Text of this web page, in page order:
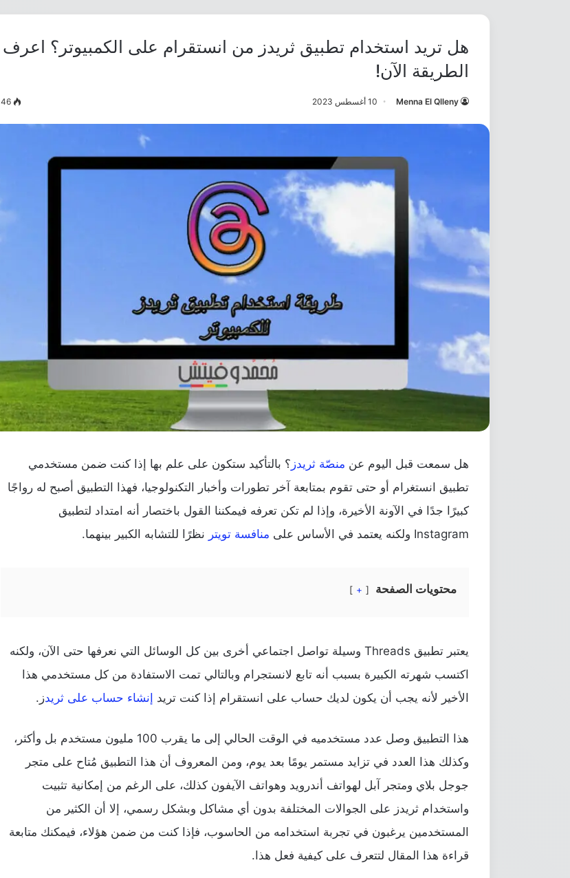
هل تريد استخدام تطبيق ثريدز من انستقرام على الكمبيوتر؟ اعرف
الطريقة الآن!
Menna El Qlleny 10 أغسطس 2023 46
هل سمعت قبل اليوم عن منصّة ثريدز ؟ بالتأكيد ستكون على علم بها إذا كنت ضمن مستخدمي
تطبيق انستغرام أو حتى تقوم بمتابعة آخر تطورات وأخبار التكنولوجيا، فهذا التطبيق أصبح له رواجًا
كبيرًا جدًا في الآونة الأخيرة، وإذا لم تكن تعرفه فيمكننا القول باختصار أنه امتداد لتطبيق
Instagram ولكنه يعتمد في الأساس على
منافسة تويتر نظرًا للتشابه الكبير بينهما.
محتويات الصفحة +
يعتبر تطبيق Threads وسيلة تواصل اجتماعي أخرى بين كل الوسائل التي نعرفها حتى الآن، ولكنه
اكتسب شهرته الكبيرة بسبب أنه تابع لانستجرام وبالتالي تمت الاستفادة من كل مستخدمي هذا
الأخير لأنه يجب أن يكون لديك حساب على انستقرام إذا كنت تريد إنشاء حساب على ثريدز.
هذا التطبيق وصل عدد مستخدميه في الوقت الحالي إلى ما يقرب 100 مليون مستخدم بل وأكثر،
وكذلك هذا العدد في تزايد مستمر يومًا بعد يوم، ومن المعروف أن هذا التطبيق مُتاح على متجر
جوجل بلاي ومتجر آبل لهواتف أندرويد وهواتف الآيفون كذلك، على الرغم من إمكانية تثبيت
واستخدام ثريدز على الجوالات المختلفة بدون أي مشاكل وبشكل رسمي، إلا أن الكثير من
المستخدمين يرغبون في تجربة استخدامه من الحاسوب، فإذا كنت من ضمن هؤلاء، فيمكنك متابعة
قراءة هذا المقال لتتعرف على كيفية فعل هذا.